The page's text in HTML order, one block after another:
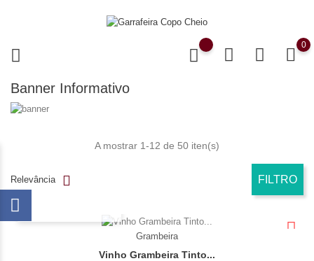
0
Banner Informativo
Relevância FILTRO
A mostrar 1-12 de 50 iten(s)
Grambeira
Vinho Grambeira Tinto...